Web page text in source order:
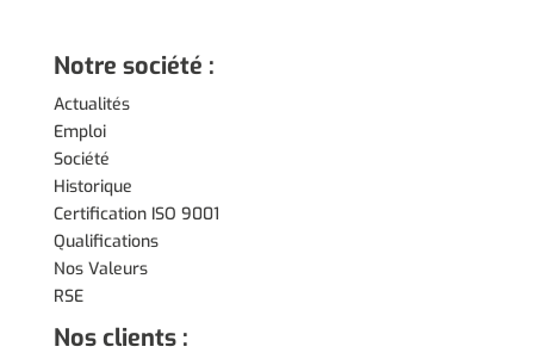
Notre société :
Actualités
Emploi
Société
Historique
Certification ISO 9001
Qualifications
Nos Valeurs
RSE
Nos clients :